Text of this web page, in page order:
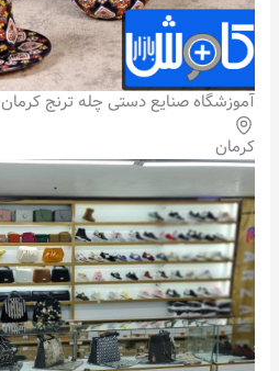
آموزشگاه صنایع دستی چله ترنج کرمان
کرمان